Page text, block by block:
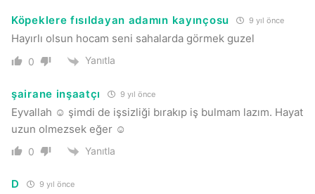
Köpeklere fısıldayan adamın kayınçosu 9 yıl önce
Hayırlı olsun hocam seni sahalarda görmek guzel
0 Yanıtla
şairane inşaatçı 9 yıl önce
Eyvallah ☺ şimdi de işsizliği bırakıp iş bulmam lazım. Hayat
uzun olmezsek eğer ☺
0 Yanıtla
D 9 yıl önce